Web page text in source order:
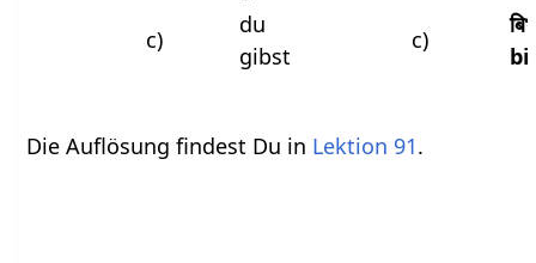
c)
du
gibst
c)
Die Auflösung findest Du in Lektion 91.